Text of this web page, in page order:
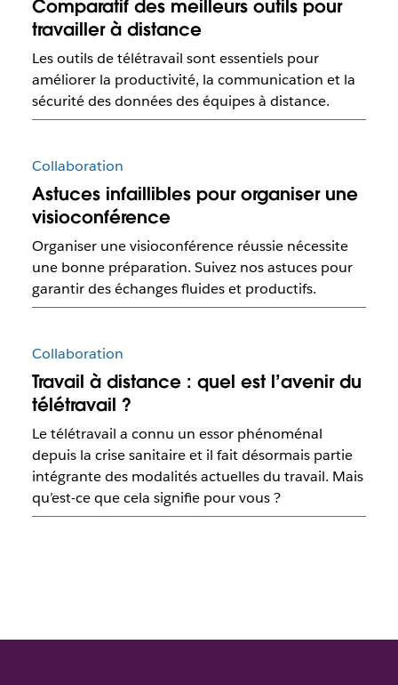
Comparatif des meilleurs outils pour
travailler à distance
Les outils de télétravail sont essentiels pour
améliorer la productivité, la communication et la
sécurité des données des équipes à distance.
Collaboration
Astuces infaillibles pour organiser une
visioconférence
Organiser une visioconférence réussie nécessite
une bonne préparation. Suivez nos astuces pour
garantir des échanges fluides et productifs.
Collaboration
Travail à distance : quel est l’avenir du
télétravail ?
Le télétravail a connu un essor phénoménal
depuis la crise sanitaire et il fait désormais partie
intégrante des modalités actuelles du travail. Mais
qu’est-ce que cela signifie pour vous ?